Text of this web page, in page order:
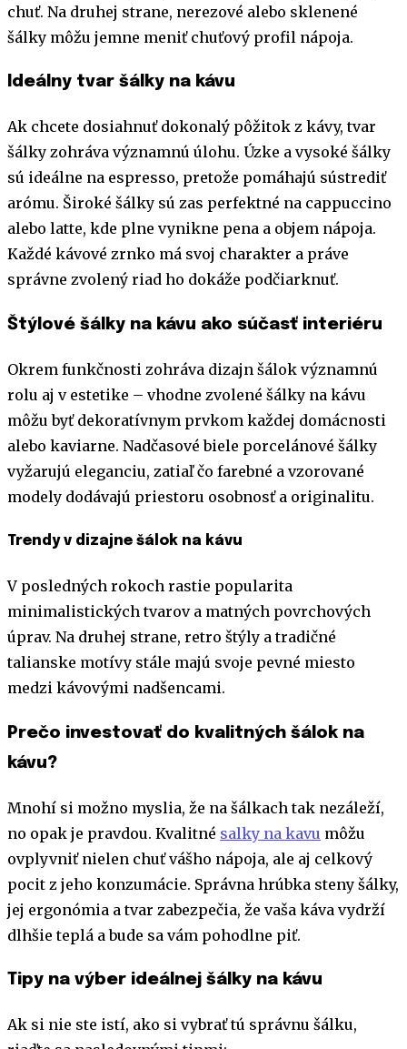
chuť. Na druhej strane, nerezové alebo sklenené
šálky môžu jemne meniť chuťový profil nápoja.
Ideálny tvar šálky na kávu
Ak chcete dosiahnuť dokonalý pôžitok z kávy, tvar
šálky zohráva významnú úlohu. Úzke a vysoké šálky
sú ideálne na espresso, pretože pomáhajú sústrediť
arómu. Široké šálky sú zas perfektné na cappuccino
alebo latte, kde plne vynikne pena a objem nápoja.
Každé kávové zrnko má svoj charakter a práve
správne zvolený riad ho dokáže podčiarknuť.
Štýlové šálky na kávu ako súčasť interiéru
Okrem funkčnosti zohráva dizajn šálok významnú
rolu aj v estetike – vhodne zvolené šálky na kávu
môžu byť dekoratívnym prvkom každej domácnosti
alebo kaviarne. Nadčasové biele porcelánové šálky
vyžarujú eleganciu, zatiaľ čo farebné a vzorované
modely dodávajú priestoru osobnosť a originalitu.
Trendy v dizajne šálok na kávu
V posledných rokoch rastie popularita
minimalistických tvarov a matných povrchových
úprav. Na druhej strane, retro štýly a tradičné
talianske motívy stále majú svoje pevné miesto
medzi kávovými nadšencami.
Prečo investovať do kvalitných šálok na
kávu?
Mnohí si možno myslia, že na šálkach tak nezáleží,
no opak je pravdou. Kvalitné salky na kavu môžu
ovplyvniť nielen chuť vášho nápoja, ale aj celkový
pocit z jeho konzumácie. Správna hrúbka steny šálky,
jej ergonómia a tvar zabezpečia, že vaša káva vydrží
dlhšie teplá a bude sa vám pohodlne piť.
Tipy na výber ideálnej šálky na kávu
Ak si nie ste istí, ako si vybrať tú správnu šálku,